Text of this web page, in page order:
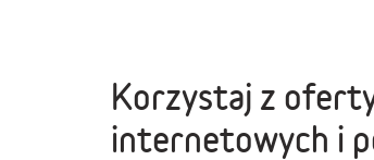
Korzystaj z
internetowych i